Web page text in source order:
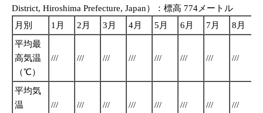
District, Hiroshima Prefecture, Japan）：標高 774メートル
月別
1月 2月 3月 4月 5月 6月 7月 8月
平均最
高気温
（℃）
/// /// /// /// /// /// /// ///
平均気
温
/// /// /// /// /// /// /// ///